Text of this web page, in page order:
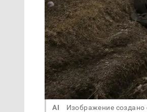
AI Изображение